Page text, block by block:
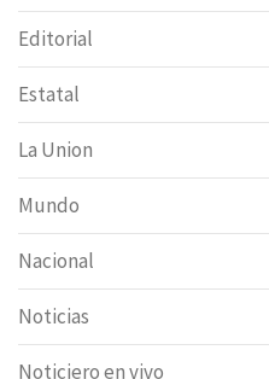
Editorial
Estatal
La Union
Mundo
Nacional
Noticias
Noticiero en vivo